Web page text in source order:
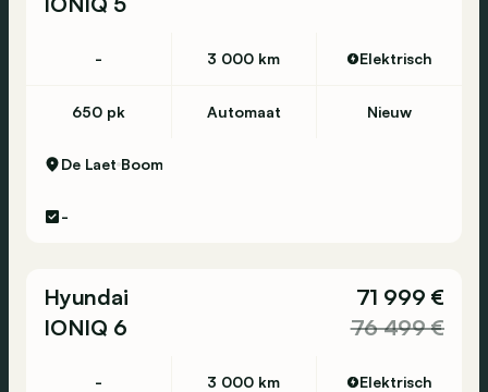
- 3 000 km Elektrisch
650 pk Automaat Nieuw
De Laet Boom
-
Hyundai
IONIQ 6
71 999 €
76 499 €
- 3 000 km Elektrisch